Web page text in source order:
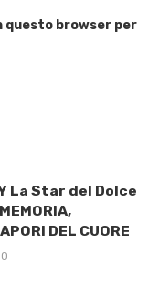
questo browser per
La Star del Dolce
DEL CUORE
0